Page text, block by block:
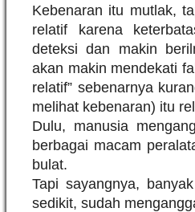
Kebenaran itu mutlak,
relatif karena
deteksi dan makin
akan makin mendekati
relatif” sebenarnya
melihat kebenaran) itu
Dulu, manusia
berbagai macam
bulat.
Tapi sayangnya,
sedikit, sudah